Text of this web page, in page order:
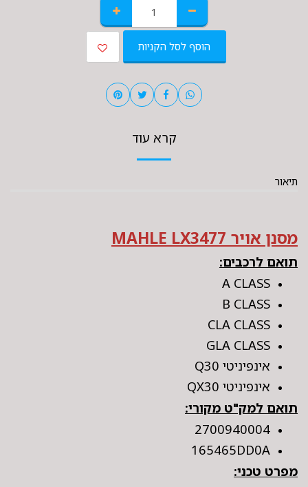
הוסף לסל הקניות
קרא עוד
תיאור
מסנן אויר MAHLE LX3477
תואם לרכבים:
A CLASS
B CLASS
CLA CLASS
GLA CLASS
אינפיניטי Q30
אינפיניטי QX30
תואם למק"ט מקורי:
2700940004
165465DD0A
מפרט טכני: